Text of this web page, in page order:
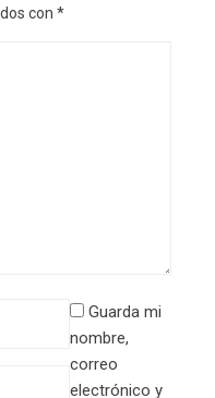
con *
Guarda mi
nombre,
correo
electrónico y